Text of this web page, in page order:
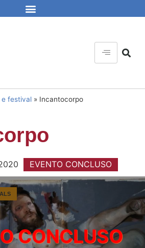
e festival » Incantocorpo
EVENTO CONCLUSO